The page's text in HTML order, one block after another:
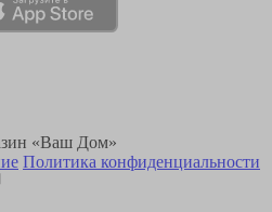
«Ваш Дом»
Политика конфиденциальности